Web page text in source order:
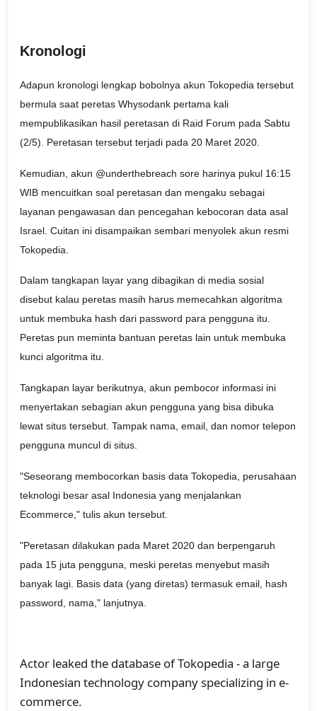
Kronologi
Adapun kronologi lengkap bobolnya akun Tokopedia tersebut
bermula saat peretas Whysodank pertama kali
mempublikasikan hasil peretasan di Raid Forum pada Sabtu
(2/5). Peretasan tersebut terjadi pada 20 Maret 2020.
Kemudian, akun @underthebreach sore harinya pukul 16:15
WIB mencuitkan soal peretasan dan mengaku sebagai
layanan pengawasan dan pencegahan kebocoran data asal
Israel. Cuitan ini disampaikan sembari menyolek akun resmi
Tokopedia.
Dalam tangkapan layar yang dibagikan di media sosial
disebut kalau peretas masih harus memecahkan algoritma
untuk membuka hash dari password para pengguna itu.
Peretas pun meminta bantuan peretas lain untuk membuka
kunci algoritma itu.
Tangkapan layar berikutnya, akun pembocor informasi ini
menyertakan sebagian akun pengguna yang bisa dibuka
lewat situs tersebut. Tampak nama, email, dan nomor telepon
pengguna muncul di situs.
"Seseorang membocorkan basis data Tokopedia, perusahaan
teknologi besar asal Indonesia yang menjalankan
Ecommerce," tulis akun tersebut.
"Peretasan dilakukan pada Maret 2020 dan berpengaruh
pada 15 juta pengguna, meski peretas menyebut masih
banyak lagi. Basis data (yang diretas) termasuk email, hash
password, nama," lanjutnya.
Actor leaked the database of Tokopedia - a large
Indonesian technology company specializing in e-
commerce.